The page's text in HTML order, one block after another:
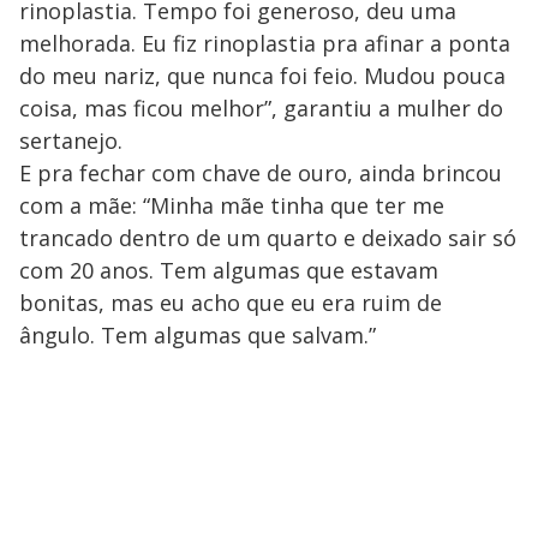
rinoplastia. Tempo foi generoso, deu uma
melhorada. Eu fiz rinoplastia pra afinar a ponta
do meu nariz, que nunca foi feio. Mudou pouca
coisa, mas ficou melhor”, garantiu a mulher do
sertanejo.
E pra fechar com chave de ouro, ainda brincou
com a mãe: “Minha mãe tinha que ter me
trancado dentro de um quarto e deixado sair só
com 20 anos. Tem algumas que estavam
bonitas, mas eu acho que eu era ruim de
ângulo. Tem algumas que salvam.”